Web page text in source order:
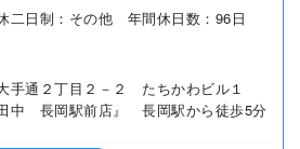
日制：その他 年間休日数：96日
手通２丁目２－２ たちかわビル１
中 長岡駅前店』 長岡駅から徒歩5分